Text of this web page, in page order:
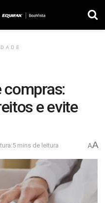
compras:
e evite
mins de leitura AA